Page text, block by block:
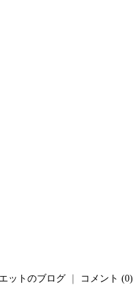
ットのブログ コメント (0)